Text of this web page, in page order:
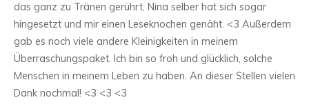
das ganz zu Tränen gerührt. Nina selber hat sich sogar
hingesetzt und mir einen Leseknochen genäht. <3 Außerdem
gab es noch viele andere Kleinigkeiten in meinem
Überraschungspaket. Ich bin so froh und glücklich, solche
Menschen in meinem Leben zu haben. An dieser Stellen vielen
Dank nochmal! <3 <3 <3